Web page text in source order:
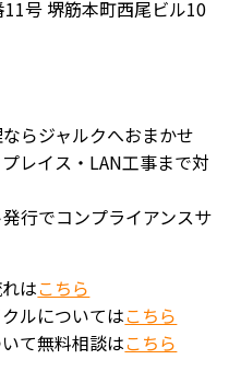
号 堺筋本町西尾ビル10
らジャルクへおまかせ
レイス・LAN工事まで対
行でコンプライアンスサ
はこちら
ルについてはこちら
て無料相談はこちら